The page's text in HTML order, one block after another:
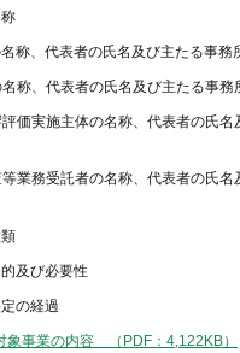
称、代表者の氏名及び主たる事務
称、代表者の氏名及び主たる事務
価実施主体の名称、代表者の氏名
業務受託者の名称、代表者の氏名
及び必要性
の経過
事業の内容 （PDF：4,122KB）